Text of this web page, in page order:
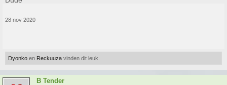
28 nov 2020
Dyonko en Reckuuza vinden dit leuk.
B Tender